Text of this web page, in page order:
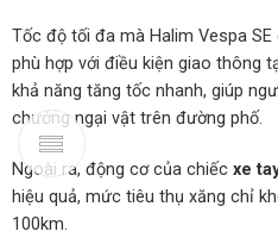
Tốc độ tối đa mà Halim Vespa
phù hợp với điều kiện giao thông
khả năng tăng tốc nhanh, giúp
chướng ngại vật trên đường phố.
Ngoài ra, động cơ của chiếc xe
hiệu quả, mức tiêu thụ xăng chỉ
100km.